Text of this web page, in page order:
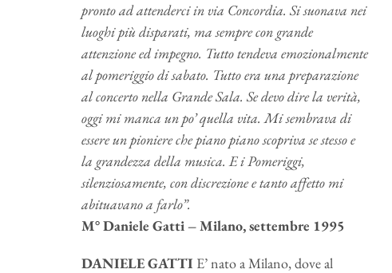
pronto ad attenderci in via Concordia. Si suonava nei
luoghi più disparati, ma sempre con grande
attenzione ed impegno. Tutto tendeva emozionalmente
al pomeriggio di sabato. Tutto era una preparazione
al concerto nella Grande Sala. Se devo dire la verità,
oggi mi manca un po’ quella vita. Mi sembrava di
essere un pioniere che piano piano scopriva se stesso e
la grandezza della musica. E i Pomeriggi,
silenziosamente, con discrezione e tanto affetto mi
abituavano a farlo”.
M°Daniele Gatti – Milano, settembre 1995
DANIELE GATTI E’ nato a Milano, dove al